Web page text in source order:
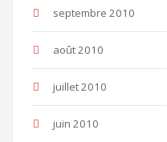
septembre 2010
août 2010
juillet 2010
juin 2010